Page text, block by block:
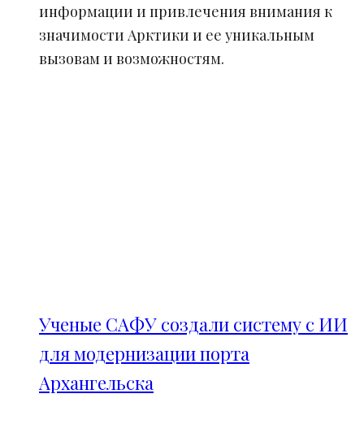
информации и привлечения внимания к
значимости Арктики и ее уникальным
вызовам и возможностям.
Ученые САФУ создали систему с ИИ
для модернизации порта
Архангельска